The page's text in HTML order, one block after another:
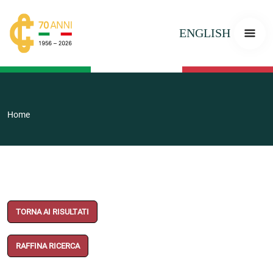
ENGLISH
Home
TORNA AI RISULTATI
RAFFINA RICERCA